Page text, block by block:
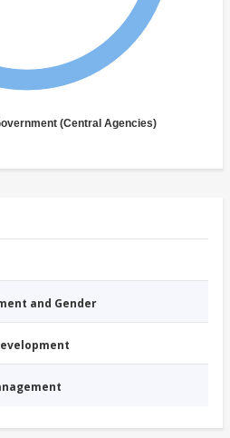
(Central Agencies)
and Gender